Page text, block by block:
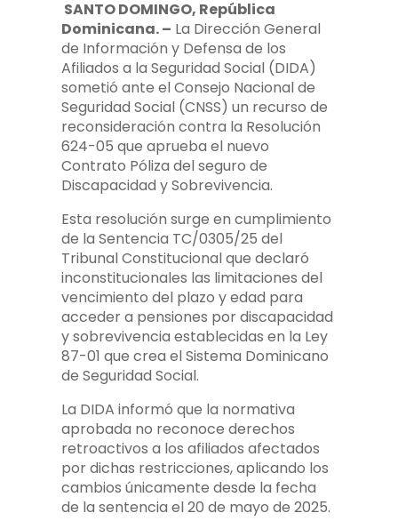
SANTO DOMINGO, República
Dominicana. – La Dirección General
de Información y Defensa de los
Afiliados a la Seguridad Social (DIDA)
sometió ante el Consejo Nacional de
Seguridad Social (CNSS) un recurso de
reconsideración contra la Resolución
624-05 que aprueba el nuevo
Contrato Póliza del seguro de
Discapacidad y Sobrevivencia.
Esta resolución surge en cumplimiento
de la Sentencia TC/0305/25 del
Tribunal Constitucional que declaró
inconstitucionales las limitaciones del
vencimiento del plazo y edad para
acceder a pensiones por discapacidad
y sobrevivencia establecidas en la Ley
87-01 que crea el Sistema Dominicano
de Seguridad Social.
La DIDA informó que la normativa
aprobada no reconoce derechos
retroactivos a los afiliados afectados
por dichas restricciones, aplicando los
cambios únicamente desde la fecha
de la sentencia el 20 de mayo de 2025.